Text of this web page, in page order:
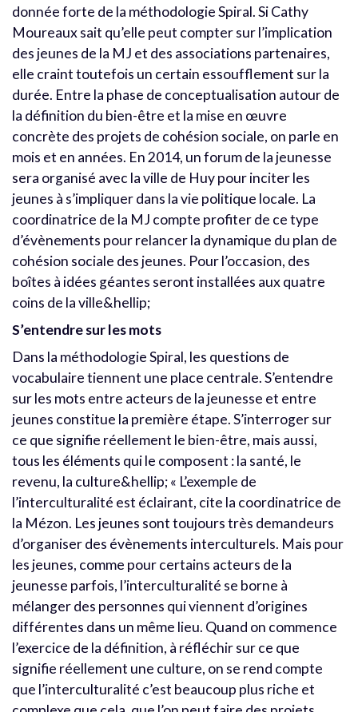
donnée forte de la méthodologie Spiral. Si Cathy
Moureaux sait qu’elle peut compter sur l’implication
des jeunes de la MJ et des associations partenaires,
elle craint toutefois un certain essoufflement sur la
durée. Entre la phase de conceptualisation autour de
la définition du bien-être et la mise en œuvre
concrète des projets de cohésion sociale, on parle en
mois et en années. En 2014, un forum de la jeunesse
sera organisé avec la ville de Huy pour inciter les
jeunes à s’impliquer dans la vie politique locale. La
coordinatrice de la MJ compte profiter de ce type
d’évènements pour relancer la dynamique du plan de
cohésion sociale des jeunes. Pour l’occasion, des
boîtes à idées géantes seront installées aux quatre
coins de la ville&hellip;
S’entendre sur les mots
Dans la méthodologie Spiral, les questions de
vocabulaire tiennent une place centrale. S’entendre
sur les mots entre acteurs de la jeunesse et entre
jeunes constitue la première étape. S’interroger sur
ce que signifie réellement le bien-être, mais aussi,
tous les éléments qui le composent : la santé, le
revenu, la culture&hellip; « L’exemple de
l’interculturalité est éclairant, cite la coordinatrice de
la Mézon. Les jeunes sont toujours très demandeurs
d’organiser des évènements interculturels. Mais pour
les jeunes, comme pour certains acteurs de la
jeunesse parfois, l’interculturalité se borne à
mélanger des personnes qui viennent d’origines
différentes dans un même lieu. Quand on commence
l’exercice de la définition, à réfléchir sur ce que
signifie réellement une culture, on se rend compte
que l’interculturalité c’est beaucoup plus riche et